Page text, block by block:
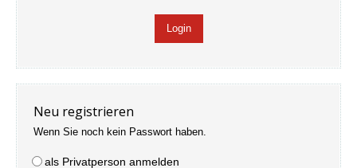
Neu registrieren
Wenn Sie noch kein Passwort haben.
als Privatperson anmelden